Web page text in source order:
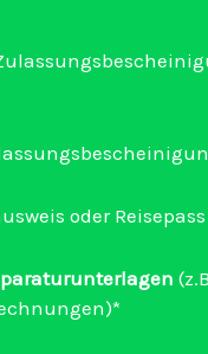
oder Reisepass